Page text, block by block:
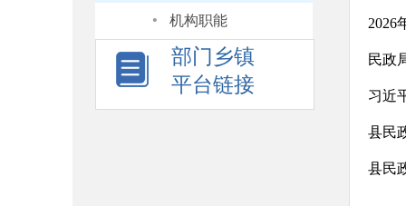
· 机构职能
部门乡镇
平台链接
2026
民政
习近
县民
县民